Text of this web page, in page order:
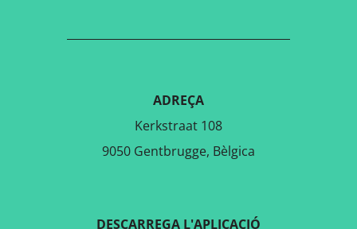
ADREÇA
Kerkstraat 108
9050 Gentbrugge, Bèlgica
DESCARREGA L'APLICACIÓ